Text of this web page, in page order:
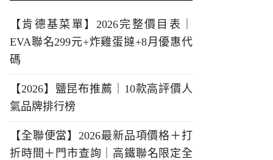
【肯德基菜單】2026完整價目表｜
EVA聯名299元+炸雞蛋撻+8月優惠代
碼
【2026】鹽昆布推薦｜10款高評價人
氣品牌排行榜
【全聯便當】2026最新品項價格＋打
折時間＋門市查詢｜高鐵聯名限定全